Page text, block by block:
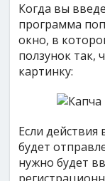
Когда вы
программа
окно, в
ползунок так,
картинку:
Если
будет
нужно будет